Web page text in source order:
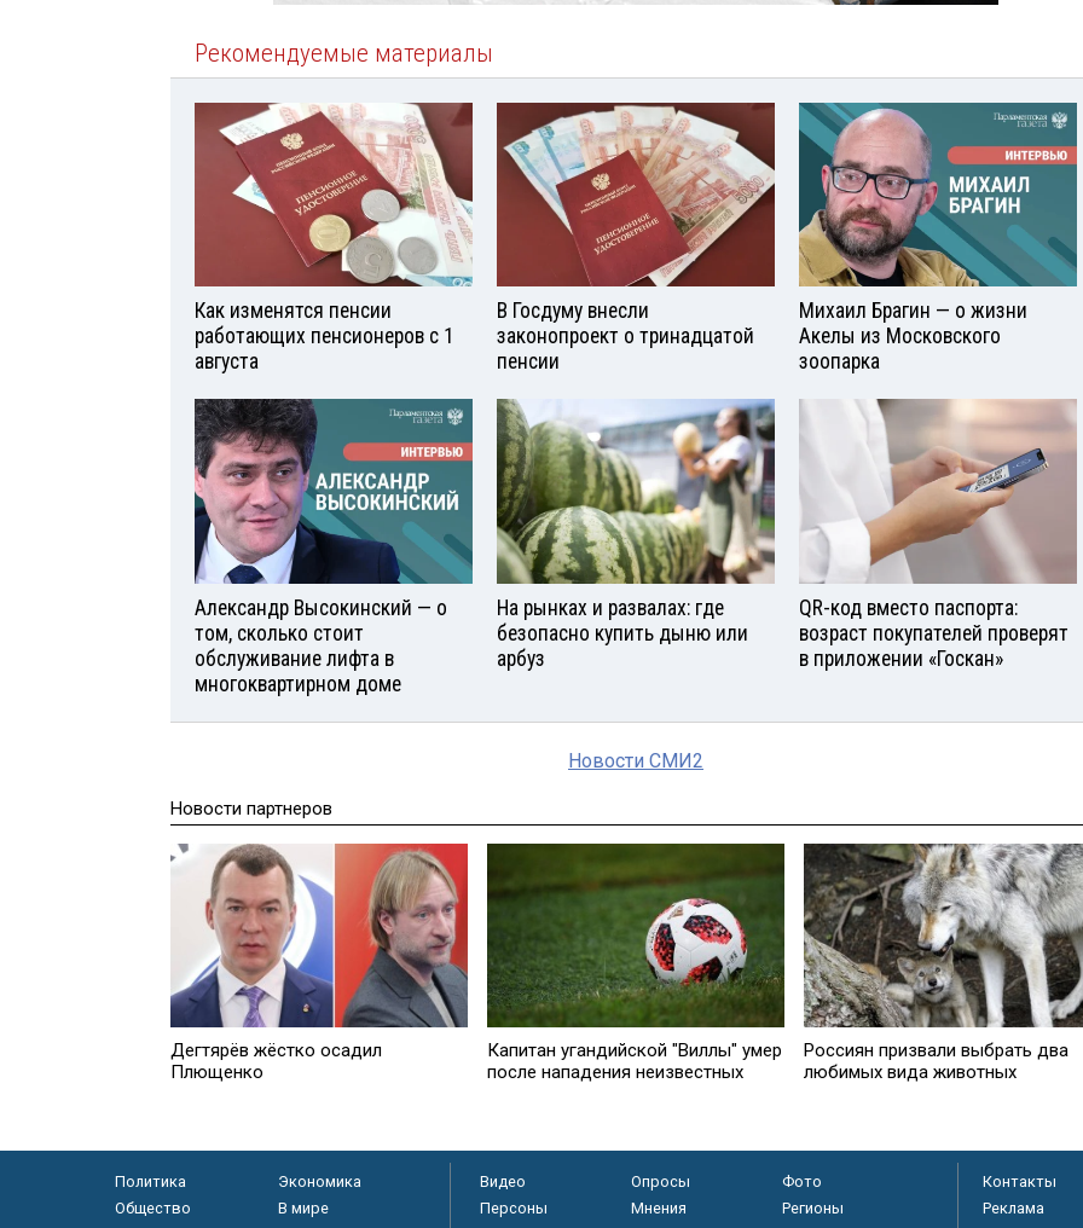
Рекомендуемые материалы
Как изменятся пенсии
работающих пенсионеров с 1
августа
В Госдуму внесли
законопроект о тринадцатой
пенсии
Михаил Брагин — о жизни
Акелы из Московского
зоопарка
Александр Высокинский — о
том, сколько стоит
обслуживание лифта в
многоквартирном доме
На рынках и развалах: где
безопасно купить дыню или
арбуз
QR-код вместо паспорта:
возраст покупателей проверят
в приложении «Госкан»
Новости СМИ2
Новости партнеров
Дегтярёв жёстко осадил
Плющенко
Капитан угандийской "Виллы" умер
после нападения неизвестных
Россиян призвали выбрать два
любимых вида животных
Политика
Экономика
Общество
В мире
Видео Опросы
Фото
Персоны
Мнения
Регионы
Контакты
Реклама